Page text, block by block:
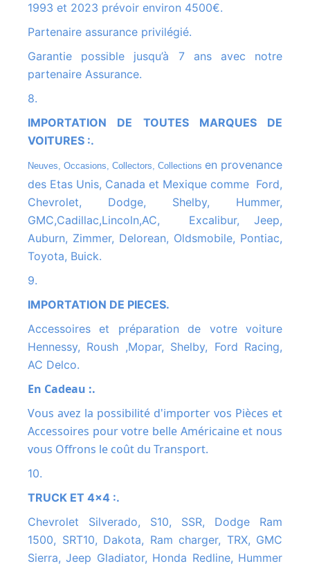
1993 et 2023 prévoir environ 4500€.
Partenaire assurance privilégié.
Garantie possible jusqu’à 7 ans avec notre
partenaire Assurance.
8.
IMPORTATION DE TOUTES MARQUES DE
VOITURES :.
Neuves, Occasions, Collectors, Collections en provenance
des Etas Unis, Canada et Mexique comme Ford,
Chevrolet, Dodge, Shelby, Hummer,
GMC,Cadillac,Lincoln,AC, Excalibur, Jeep,
Auburn, Zimmer, Delorean, Oldsmobile, Pontiac,
Toyota, Buick.
9.
IMPORTATION DE PIECES.
Accessoires et préparation de votre voiture
Hennessy, Roush ,Mopar, Shelby, Ford Racing,
AC Delco.
En Cadeau :.
Vous avez la possibilité d'importer vos Pièces et
Accessoires pour votre belle Américaine et nous
vous Offrons le coût du Transport.
10.
TRUCK ET 4x4 :.
Chevrolet Silverado, S10, SSR, Dodge Ram
1500, SRT10, Dakota, Ram charger, TRX, GMC
Sierra, Jeep Gladiator, Honda Redline, Hummer